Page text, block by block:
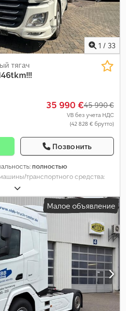
1 / 33
тягач
35 990 €45 990 €
VB без учета НДС
(42 828 € брутто)
Позвонить
полностью
транспортного средства:
441 000 км
04/2022, тип топлива:
8 332 кг, общий вес:18 000 кг,
158L, состояние шин:
проверка (TÜV): 04/2027,
эффективность:
, Выбросы
бака: 1 090 л , цвет:белый,
отсек (кабина)
, тип передачи:
сталь-воздух, количество
6 160 мм, общая ширина:2 550 мм
нагрузка на ось (ось 1):
на ось (ось 2):13 000 кг
, Год
Малое объявление